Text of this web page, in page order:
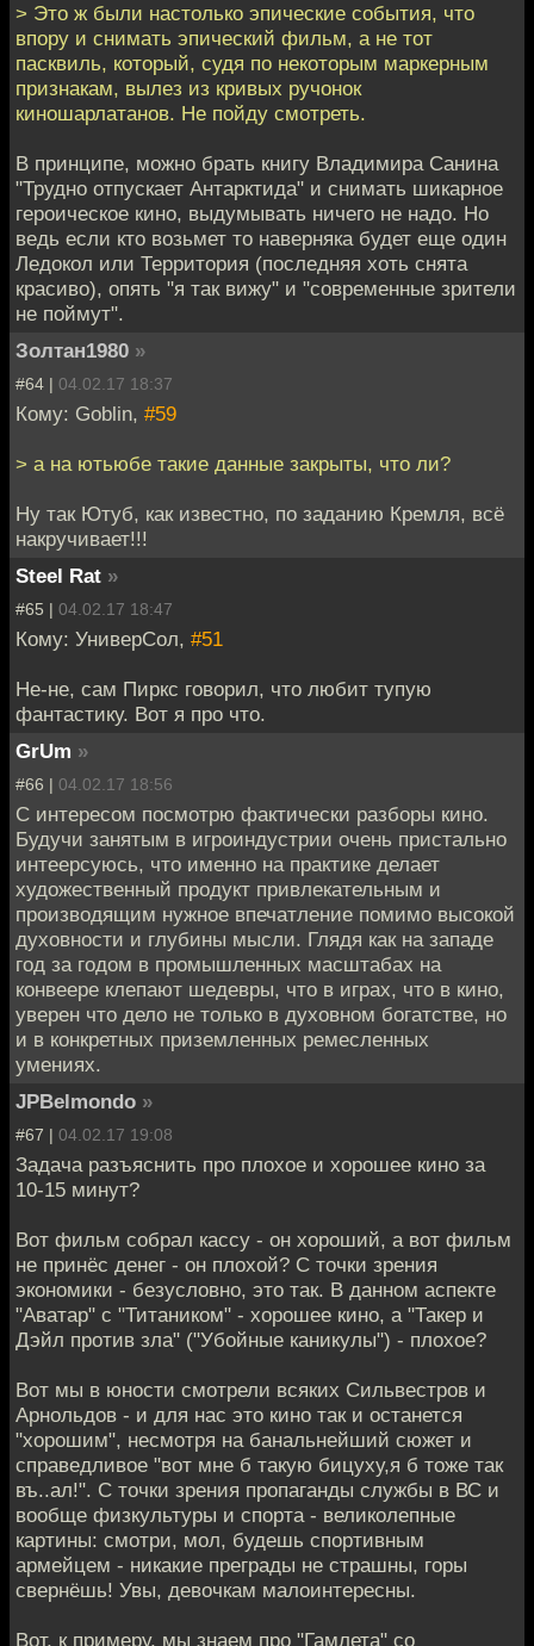
> Это ж были настолько эпические события, что
впору и снимать эпический фильм, а не тот
пасквиль, который, судя по некоторым маркерным
признакам, вылез из кривых ручонок
киношарлатанов. Не пойду смотреть.
В принципе, можно брать книгу Владимира Санина
"Трудно отпускает Антарктида" и снимать шикарное
героическое кино, выдумывать ничего не надо. Но
ведь если кто возьмет то наверняка будет еще один
Ледокол или Территория (последняя хоть снята
красиво), опять "я так вижу" и "современные зрители
не поймут".
Золтан1980 »
#64 | 04.02.17 18:37
Кому: Goblin, #59
> а на ютьюбе такие данные закрыты, что ли?
Ну так Ютуб, как известно, по заданию Кремля, всё
накручивает!!!
Steel Rat »
#65 | 04.02.17 18:47
Кому: УниверСол, #51
Не-не, сам Пиркс говорил, что любит тупую
фантастику. Вот я про что.
GrUm »
#66 | 04.02.17 18:56
С интересом посмотрю фактически разборы кино.
Будучи занятым в игроиндустрии очень пристально
интеерсуюсь, что именно на практике делает
художественный продукт привлекательным и
производящим нужное впечатление помимо высокой
духовности и глубины мысли. Глядя как на западе
год за годом в промышленных масштабах на
конвеере клепают шедевры, что в играх, что в кино,
уверен что дело не только в духовном богатстве, но
и в конкретных приземленных ремесленных
умениях.
JPBelmondo »
#67 | 04.02.17 19:08
Задача разъяснить про плохое и хорошее кино за
10-15 минут?
Вот фильм собрал кассу - он хороший, а вот фильм
не принёс денег - он плохой? С точки зрения
экономики - безусловно, это так. В данном аспекте
"Аватар" с "Титаником" - хорошее кино, а "Такер и
Дэйл против зла" ("Убойные каникулы") - плохое?
Вот мы в юности смотрели всяких Сильвестров и
Арнольдов - и для нас это кино так и останется
"хорошим", несмотря на банальнейший сюжет и
справедливое "вот мне б такую бицуху,я б тоже так
въ..ал!". С точки зрения пропаганды службы в ВС и
вообще физкультуры и спорта - великолепные
картины: смотри, мол, будешь спортивным
армейцем - никакие преграды не страшны, горы
свернёшь! Увы, девочкам малоинтересны.
Вот, к примеру, мы знаем про "Гамлета" со